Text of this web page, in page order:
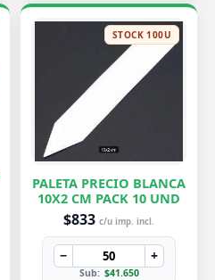
STOCK 100U
PALETA PRECIO BLANCA
10X2 CM PACK 10 UND
$833 c/u imp. incl.
− +
Sub: $41.650